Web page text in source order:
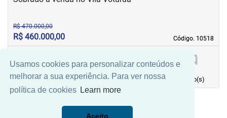
Usamos cookies para personalizar conteúdos e
melhorar a sua experiência. Para ver nossa
política de cookies Learn more
Aceito
Código. 10518
Código. 10518
R$ 470.000,00
R$ 460.000,00
Área principal
quarto(s)
Vaga(s)
banho(s)